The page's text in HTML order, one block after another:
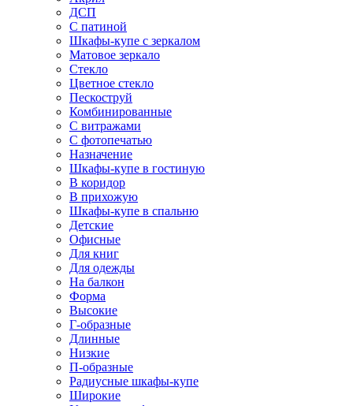
ДСП
С патиной
Шкафы-купе с зеркалом
Матовое зеркало
Стекло
Цветное стекло
Пескоструй
Комбинированные
С витражами
С фотопечатью
Назначение
Шкафы-купе в гостиную
В коридор
В прихожую
Шкафы-купе в спальню
Детские
Офисные
Для книг
Для одежды
На балкон
Форма
Высокие
Г-образные
Длинные
Низкие
П-образные
Радиусные шкафы-купе
Широкие